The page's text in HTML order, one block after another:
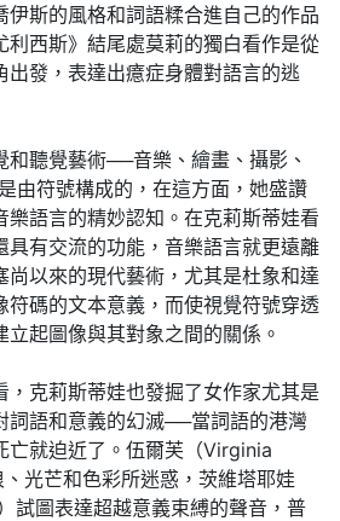
伊斯的風格和詞語糅合進自己的作品
利西斯》結尾處莫莉的獨白看作是從
出發，表達出癔症身體對語言的逃
和聽覺藝術──音樂、繪畫、攝影、
由符號構成的，在這方面，她盛讚
樂語言的精妙認知。在克莉斯蒂娃看
具有交流的功能，音樂語言就更遠離
尚以來的現代藝術，尤其是杜象和達
符碼的文本意義，而使視覺符號穿透
起圖像與其對象之間的關係。
，克莉斯蒂娃也發掘了女作家尤其是
詞語和意義的幻滅──當詞語的港灣
亡就迫近了。伍爾芙（Virginia
光芒和色彩所迷惑，茨維塔耶娃
試圖表達超越意義束縛的聲音，普